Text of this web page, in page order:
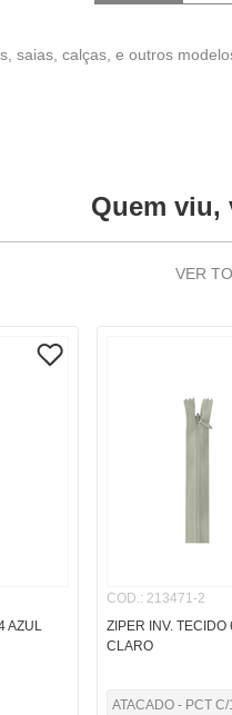
saias, calças, e outros
Quem viu,
VER
AZUL
COD.: 213471-2
ZIPER INV.
CLARO
ATACADO - PCT C/